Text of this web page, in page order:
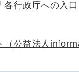
行政庁への入
公益法人